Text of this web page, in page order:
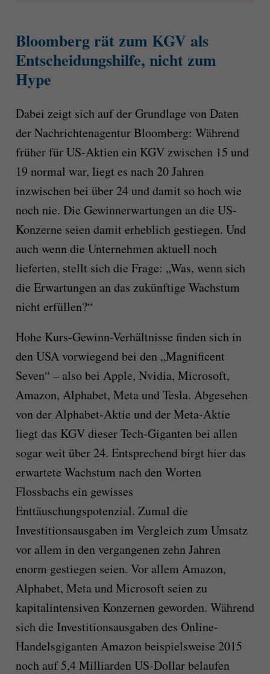
Bloomberg rät zum KGV als
Entscheidungshilfe, nicht zum
Hype
Dabei zeigt sich auf der Grundlage von Daten
der Nachrichtenagentur Bloomberg: Während
früher für US-Aktien ein KGV zwischen 15 und
19 normal war, liegt es nach 20 Jahren
inzwischen bei über 24 und damit so hoch wie
noch nie. Die Gewinnerwartungen an die US-
Konzerne seien damit erheblich gestiegen. Und
auch wenn die Unternehmen aktuell noch
lieferten, stellt sich die Frage: „Was, wenn sich
die Erwartungen an das zukünftige Wachstum
nicht erfüllen?“
Hohe Kurs-Gewinn-Verhältnisse finden sich in
den USA vorwiegend bei den „Magnificent
Seven“ – also bei Apple, Nvidia, Microsoft,
Amazon, Alphabet, Meta und Tesla. Abgesehen
von der Alphabet-Aktie und der Meta-Aktie
liegt das KGV dieser Tech-Giganten bei allen
sogar weit über 24. Entsprechend birgt hier das
erwartete Wachstum nach den Worten
Flossbachs ein gewisses
Enttäuschungspotenzial. Zumal die
Investitionsausgaben im Vergleich zum Umsatz
vor allem in den vergangenen zehn Jahren
enorm gestiegen seien. Vor allem Amazon,
Alphabet, Meta und Microsoft seien zu
kapitalintensiven Konzernen geworden. Während
sich die Investitionsausgaben des Online-
Handelsgiganten Amazon beispielsweise 2015
noch auf 5,4 Milliarden US-Dollar belaufen